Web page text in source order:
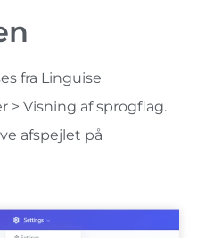
fra Linguise
> Visning af sprogflag.
afspejlet på